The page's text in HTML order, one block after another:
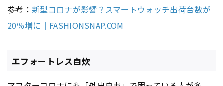
参考： 新型コロナが影響？スマートウォッチ出荷台数が
20％増に｜FASHIONSNAP.COM
エフォートレス自炊